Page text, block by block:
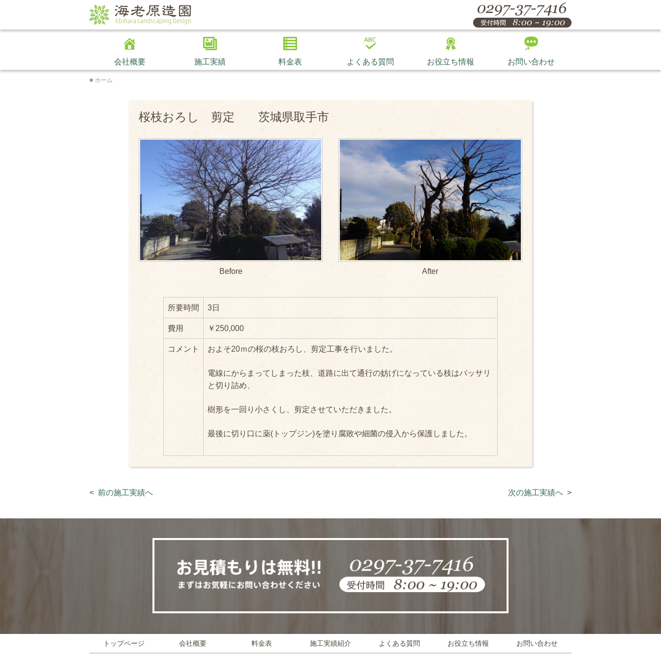
海老原造園
会社概要
施工実績 料金表 よくある質問 お役立ち情報 お問い合わせ
ホーム
桜枝おろし 剪定 茨城県取手市
所要時間 3日
費用 ￥250,000
コメント およそ20ｍの桜の枝おろし、剪定工事を行いました。
電線にからまってしまった枝、道路に出て通行の妨げになっている枝はバッサリ
と切り詰め、
樹形を一回り小さくし、剪定させていただきました。
最後に切り口に薬(トップジン)を塗り腐敗や細菌の侵入から保護しました。
前の施工実績へ 次の施工実績へ
トップページ 会社概要 料金表 施工実績紹介 よくある質問 お役立ち情報 お問い合わせ